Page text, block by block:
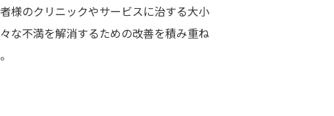
様のクリニックやサービスに治する大小
な不満を解消するための改善を積み重ね